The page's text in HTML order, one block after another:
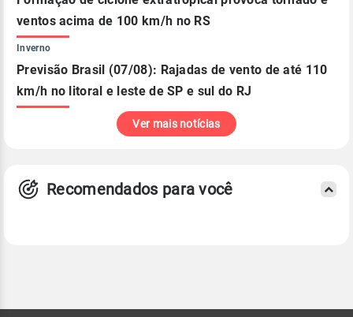
ventos acima de 100 km/h no RS
Inverno
Previsão Brasil (07/08): Rajadas de vento de até 110
km/h no litoral e leste de SP e sul do RJ
Ver mais notícias
Recomendados para você